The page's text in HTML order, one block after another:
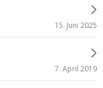
15. Juni 2025
7. April 2019